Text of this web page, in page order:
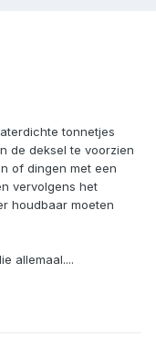
tonnetjes
de deksel te voorzien
of dingen met een
vervolgens het
houdbaar moeten
allemaal....